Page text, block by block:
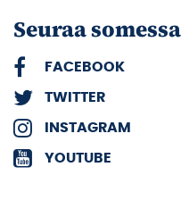
Seuraa somessa
FACEBOOK
TWITTER
INSTAGRAM
YOUTUBE